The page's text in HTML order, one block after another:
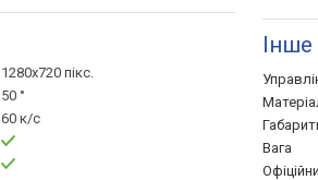
1280x720 пікс.
50 °
60 к/с
Інше
Вага